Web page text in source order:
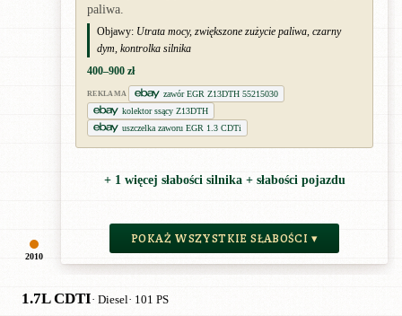
2010
paliwa.
Objawy: Utrata mocy, zwiększone zużycie paliwa, czarny
dym, kontrolka silnika
400–900 zł
REKLAMA
zawór EGR Z13DTH 55215030
kolektor ssący Z13DTH
uszczelka zaworu EGR 1.3 CDTi
+ 1 więcej słabości silnika + słabości pojazdu
POKAŻ WSZYSTKIE SŁABOŚCI ▾
1.7L CDTI· Diesel· 101 PS